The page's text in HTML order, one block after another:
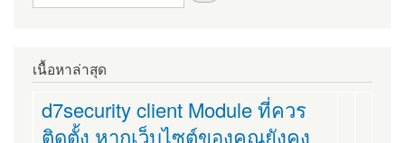
เนื้อหาล่าสุด
d7security client Module ที่ควร
ติดตั้ง หากเว็บไซต์ของคุณยังคง